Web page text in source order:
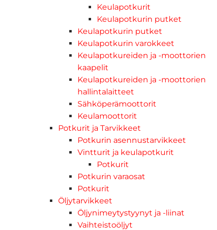
Keulapotkurit
Keulapotkurin putket
Keulapotkurin putket
Keulapotkurin varokkeet
Keulapotkureiden ja -moottorien
kaapelit
Keulapotkureiden ja -moottorien
hallintalaitteet
Sähköperämoottorit
Keulamoottorit
Potkurit ja Tarvikkeet
Potkurin asennustarvikkeet
Vintturit ja keulapotkurit
Potkurit
Potkurin varaosat
Potkurit
Öljytarvikkeet
Öljynimeytystyynyt ja -liinat
Vaihteistoöljyt